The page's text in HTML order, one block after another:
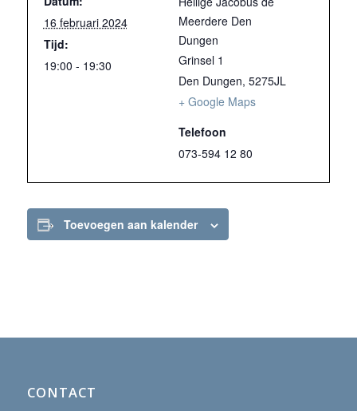
16 februari 2024
Tijd:
19:00 - 19:30
Meerdere Den
Dungen
Grinsel 1
Den Dungen, 5275JL
+ Google Maps
Telefoon
073-594 12 80
Toevoegen aan kalender
CONTACT